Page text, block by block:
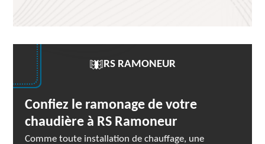
RS RAMONEUR
Confiez le ramonage de votre
chaudière à RS Ramoneur
Comme toute installation de chauffage, une